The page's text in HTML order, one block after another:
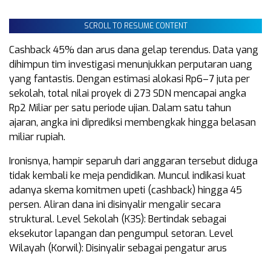
SCROLL TO RESUME CONTENT
Cashback 45% dan arus dana gelap terendus. Data yang
dihimpun tim investigasi menunjukkan perputaran uang
yang fantastis. Dengan estimasi alokasi Rp6–7 juta per
sekolah, total nilai proyek di 273 SDN mencapai angka
Rp2 Miliar per satu periode ujian. Dalam satu tahun
ajaran, angka ini diprediksi membengkak hingga belasan
miliar rupiah.
Ironisnya, hampir separuh dari anggaran tersebut diduga
tidak kembali ke meja pendidikan. Muncul indikasi kuat
adanya skema komitmen upeti (cashback) hingga 45
persen. Aliran dana ini disinyalir mengalir secara
struktural. Level Sekolah (K3S): Bertindak sebagai
eksekutor lapangan dan pengumpul setoran. Level
Wilayah (Korwil): Disinyalir sebagai pengatur arus